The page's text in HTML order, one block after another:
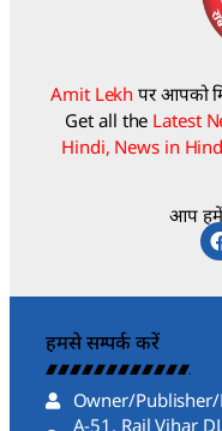
Amit Lekh पर आपको
Get all the Latest
Hindi, News in
आप हमें
हमसे सम्पर्क करें
Owner/
A-51, Rail Vihar